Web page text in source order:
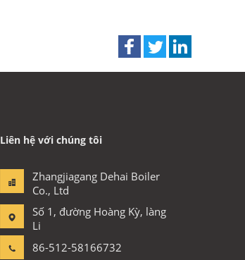
Liên hệ với chúng tôi
Zhangjiagang Dehai Boiler
Co., Ltd
Số 1, đường Hoàng Kỳ, làng
Li
86-512-58166732